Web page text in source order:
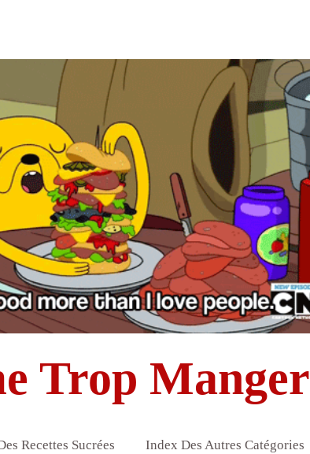
Trop Manger
Recettes Sucrées Index Des Autres Catégories